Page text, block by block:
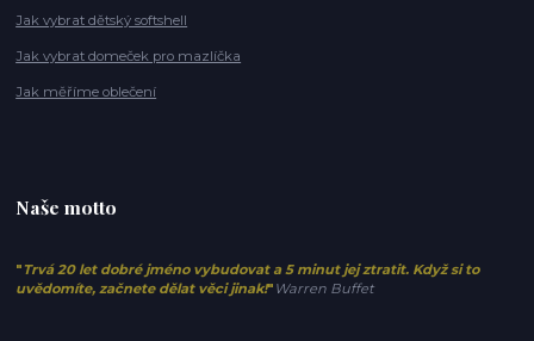
Jak vybrat dětský softshell
Jak vybrat domeček pro mazlíčka
Jak měříme oblečení
Naše motto
" Trvá 20 let dobré jméno vybudovat a 5 minut jej ztratit. Když si to
uvědomíte, začnete dělat věci jinak!" Warren Buffet